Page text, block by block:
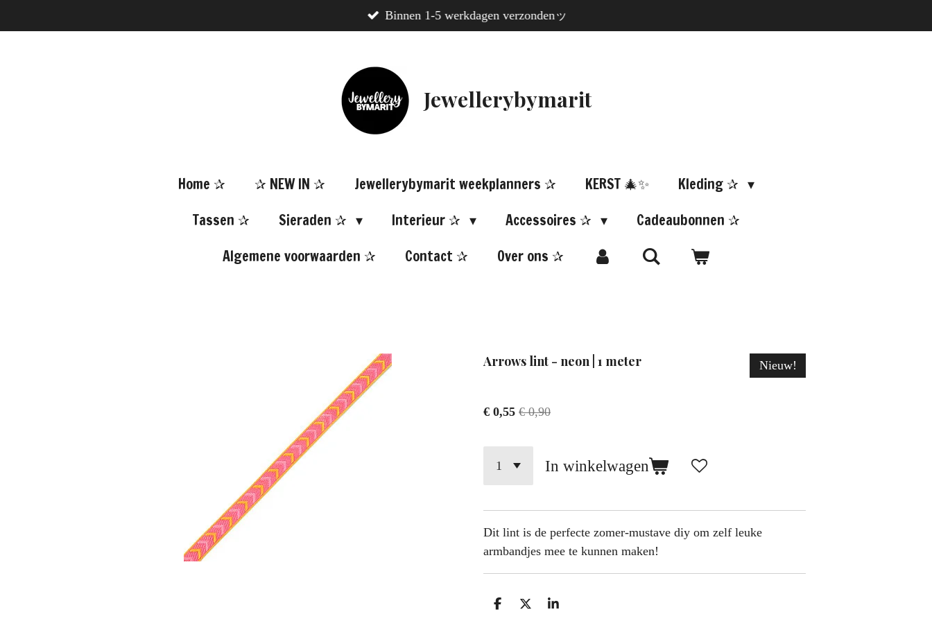
direct
Binnen 1-5 werkdagen verzondenッ
Jewellerybymarit
Home ✰ ✰ NEW IN ✰ Jewellerybymarit weekplanners ✰ KERST 🎄✨
Kleding ✰
Tassen ✰
Sieraden ✰ Interieur ✰ Accessoires ✰
Cadeaubonnen ✰
Algemene voorwaarden ✰
Contact ✰ Over ons ✰
Arrows lint - neon | 1 meter Nieuw!
€ 0,55 € 0,90
In winkelwagen
Dit lint is de perfecte zomer-mustave diy om zelf leuke
armbandjes mee te kunnen maken!
D
D
S